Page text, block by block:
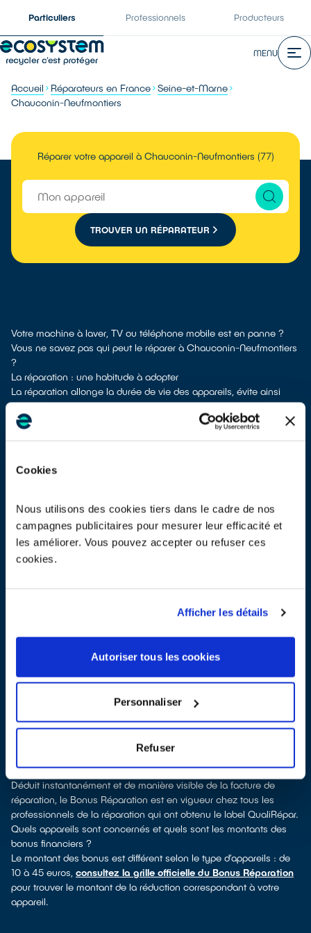
Cookies
Nous utilisons des cookies tiers dans le cadre de nos
campagnes publicitaires pour mesurer leur efficacité et
les améliorer. Vous pouvez accepter ou refuser ces
cookies.
Afficher les détails
Autoriser tous les cookies
Personnaliser
Refuser
Particuliers Professionnels Producteurs
MENU
Accueil Réparateurs en France Seine-et-Marne
Chauconin-Neufmontiers
Réparer votre appareil à Chauconin-Neufmontiers (77)
TROUVER UN RÉPARATEUR
Votre machine à laver, TV ou téléphone mobile est en panne ?
Vous ne savez pas qui peut le réparer à Chauconin-Neufmontiers
?
La réparation : une habitude à adopter
La réparation allonge la durée de vie des appareils, évite ainsi
l’achat prématuré de nouveaux produits et donc l’extraction de
matières premières brutes. Lorsqu’un équipement tombe en
Éviter la panne en entretenant ses équipements électriques
dues aux poussières, au tartre ou aux aliments par exemple
fatiguent les composants si on ne procède pas régulièrement aux
opérations de nettoyage recommandées par les fabricants. Par
exemple, les fabricants de réfrigérateurs recommandent de
dépoussiérer la grille noire à l’arrière de l’appareil au moins 1 fois
Trouver un réparateur de confiance à Chauconin-Neufmontiers
Neufmontiers, vous pouvez consulter notreannuaire de
réparateurs labellisés QualiRépar . En cliquant sur la fiche
ce professionnel a obtenu le label. Réfrigérateur, lave-linge, petit
électroménager, télévision, téléphone mobile, outillage
électroportatif : à chaque famille d’équipements son réparateur
spécialisé et labellisé QualiRépar.
Comment bénéficier du Bonus Réparation à Chauconin-
Neufmontiers ?
Déduit instantanément et de manière visible de la facture de
réparation, le Bonus Réparation est en vigueur chez tous les
professionnels de la réparation qui ont obtenu le label QualiRépar.
Quels appareils sont concernés et quels sont les montants des
bonus financiers ?
Le montant des bonus est différent selon le type d’appareils : de
10 à 45 euros, consultez la grille officielle du Bonus Réparation
pour trouver le montant de la réduction correspondant à votre
appareil.